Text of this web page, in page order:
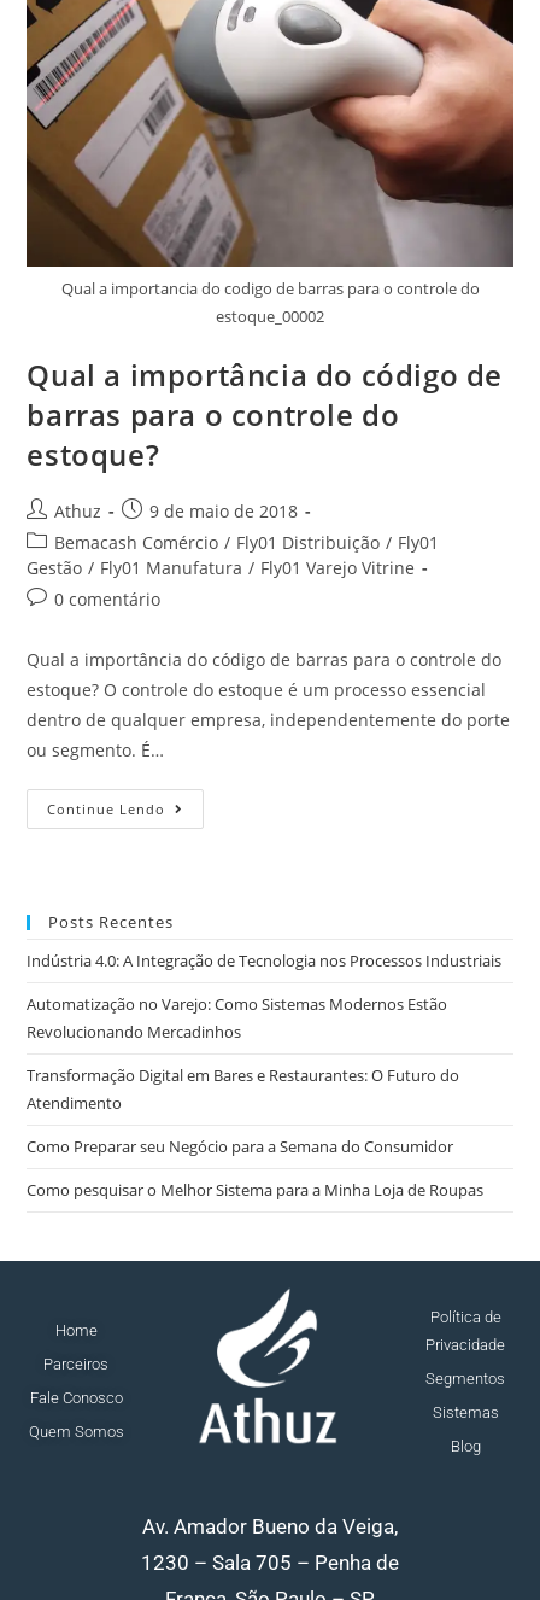
Qual a importancia do codigo de barras para o controle do
estoque_00002
Qual a importância do código de
barras para o controle do
estoque?
Athuz
9 de maio de 2018
Bemacash Comércio / Fly01 Distribuição / Fly01
Gestão / Fly01 Manufatura / Fly01 Varejo Vitrine
0 comentário
Qual a importância do código de barras para o controle do
estoque? O controle do estoque é um processo essencial
dentro de qualquer empresa, independentemente do porte
ou segmento. É…
Continue Lendo
Posts Recentes
Indústria 4.0: A Integração de Tecnologia nos Processos Industriais
Automatização no Varejo: Como Sistemas Modernos Estão
Revolucionando Mercadinhos
Transformação Digital em Bares e Restaurantes: O Futuro do
Atendimento
Como Preparar seu Negócio para a Semana do Consumidor
Como pesquisar o Melhor Sistema para a Minha Loja de Roupas
Home
Parceiros
Fale Conosco
Quem Somos
Política de
Privacidade
Segmentos
Sistemas
Blog
Av. Amador Bueno da Veiga,
1230 – Sala 705 – Penha de